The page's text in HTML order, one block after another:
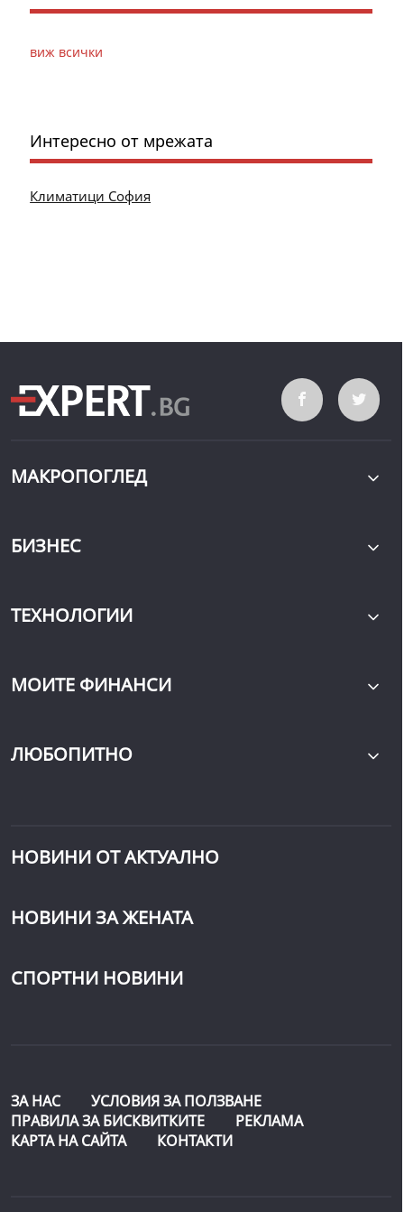
виж всички
Интересно от мрежата
Климатици София
МАКРОПОГЛЕД
БИЗНЕС
ТЕХНОЛОГИИ
МОИТЕ ФИНАНСИ
ЛЮБОПИТНО
НОВИНИ ОТ АКТУАЛНО
НОВИНИ ЗА ЖЕНАТА
СПОРТНИ НОВИНИ
ЗА НАС
УСЛОВИЯ ЗА ПОЛЗВАНЕ
ПРАВИЛА ЗА БИСКВИТКИТЕ
РЕКЛАМА
КАРТА НА САЙТА
КОНТАКТИ